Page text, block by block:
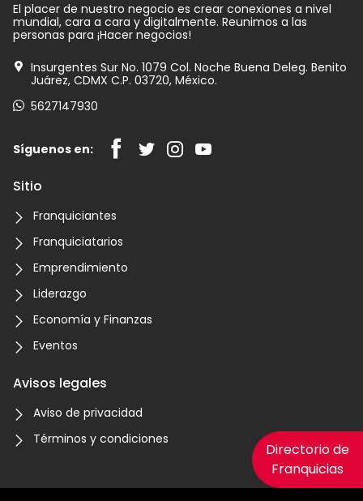
Directorio de
Franquicias
El placer de nuestro negocio es crear conexiones a nivel
mundial, cara a cara y digitalmente. Reunimos a las
personas para ¡Hacer negocios!
Insurgentes Sur No. 1079 Col. Noche Buena Deleg. Benito
Juárez, CDMX C.P. 03720, México.
5627147930
Síguenos en:
Sitio
Franquiciantes
Franquiciatarios
Emprendimiento
Liderazgo
Economía y Finanzas
Eventos
Avisos legales
Aviso de privacidad
Términos y condiciones